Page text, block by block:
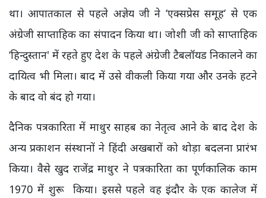
था। आपातकाल से पहले अज्ञेय जी ने ‘एक्सप्रेस समूह‘ से एक
अंग्रेजी साप्ताहिक का संपादन किया था। जोशी जी को साप्ताहिक
‘हिन्दुस्तान' में रहते हुए देश के पहले अंग्रेजी टैबलॉयड निकालने का
दायित्व भी मिला। बाद में उसे वीकली किया गया और उनके हटने
के बाद वो बंद हो गया।
दैनिक पत्रकारिता में माथुर साहब का नेतृत्व आने के बाद देश के
अन्य प्रकाशन संस्थानों ने हिंदी अखबारों को थोड़ा बदलना प्रारंभ
किया। वैसे खुद राजेंद्र माथुर ने पत्रकारिता का पूर्णकालिक काम
1970 में शुरू किया। इससे पहले वह इंदौर के एक कालेज में